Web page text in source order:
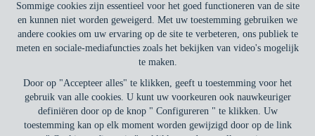
Sommige cookies zijn essentieel voor het goed functioneren van de site
en kunnen niet worden geweigerd. Met uw toestemming gebruiken we
andere cookies om uw ervaring op de site te verbeteren, ons publiek te
meten en sociale-mediafuncties zoals het bekijken van video's mogelijk
te maken.
Door op "Accepteer alles" te klikken, geeft u toestemming voor het
gebruik van alle cookies. U kunt uw voorkeuren ook nauwkeuriger
definiëren door op de knop " Configureren " te klikken. Uw
toestemming kan op elk moment worden gewijzigd door op de link
BA en borgstelling via NV AXA Belgium, Troonplein 1, 1000
Brussel (polisnr. 730.390.160) Dekking geldt voor activiteiten die
in België worden uitgevoerd
Algemene gebruiksvoorwaarden van de website
Charter privéleven